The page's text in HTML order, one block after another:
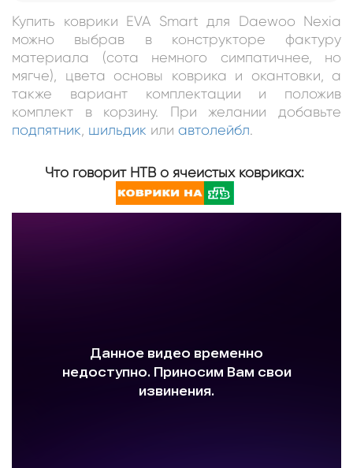
Купить коврики EVA Smart для Daewoo Nexia
можно выбрав в конструкторе фактуру
материала (сота немного симпатичнее, но
мягче), цвета основы коврика и окантовки, а
также вариант комплектации и положив
комплект в корзину. При желании добавьте
подпятник шильдик или автолейбл.
Что говорит НТВ о ячеистых ковриках: